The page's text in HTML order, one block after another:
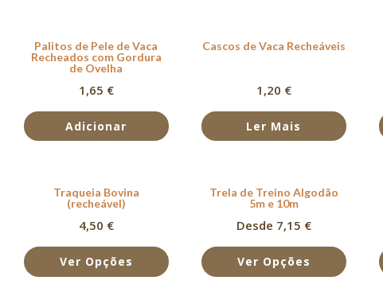
Palitos de Pele de Vaca
Recheados com Gordura
de Ovelha
1,65 €
Adicionar
Cascos de Vaca Recheáveis
1,20 €
Ler Mais
Traqueia Bovina
(recheável)
4,50 €
Ver Opções
Trela de Treino Algodão
5m e 10m
Desde 7,15 €
Ver Opções